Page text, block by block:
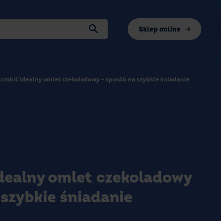
Sklep online
zrobić idealny omlet czekoladowy – sposób na szybkie śniadanie
omlet czekoladowy
śniadanie